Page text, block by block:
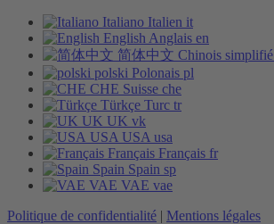
Italiano Italien it
English Anglais en
简体中文 Chinois simplifié
polski Polonais pl
CHE Suisse che
Türkçe Turc tr
UK UK vk
USA USA usa
Français Français fr
Spain Spain sp
VAE VAE vae
Politique de confidentialité | Mentions légales